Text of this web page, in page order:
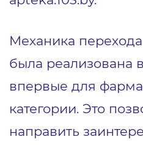
Механика
была реализована
впервые для
категории. Это
направить